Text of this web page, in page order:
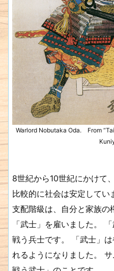
Warlord Nobutaka Oda. From
8世紀から10世紀にかけて
比較的に社会は安定して
支配階級は、自分と家族の
「武士」を雇いました。
戦う兵士です。 「武士」
れるようになりました。